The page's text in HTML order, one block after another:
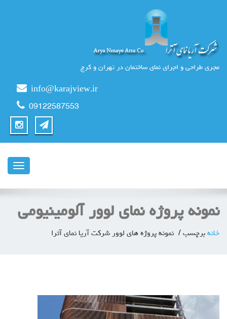
مجری طراحی و اجرای نمای ساختمان در تهران و کرج
info@karajview.ir
09122587553
ناوبری
نمونه پروژه نمای لوور آلومینیومی
خانه برچسب نمونه پروژه های لوور شرکت آریا نمای آترا